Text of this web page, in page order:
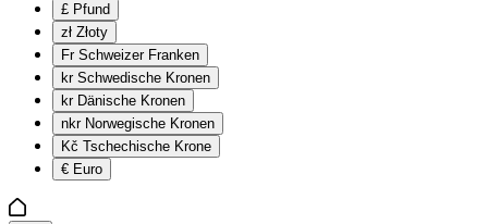
£ Pfund
zł Złoty
Fr Schweizer Franken
kr Schwedische Kronen
kr Dänische Kronen
nkr Norwegische Kronen
Kč Tschechische Krone
€ Euro